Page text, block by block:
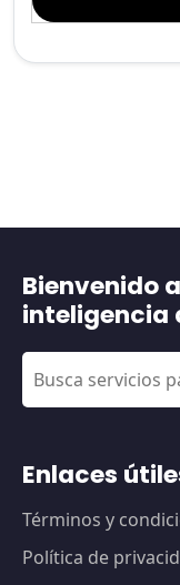
Bienvenido
inteligencia
Enlaces
Términos y
Política de